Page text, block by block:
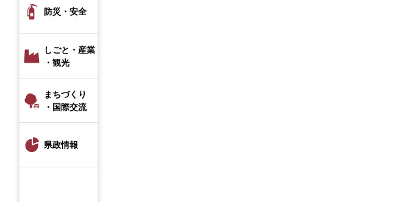
防災・安全
しごと・産業
・観光
まちづくり
・国際交流
県政情報